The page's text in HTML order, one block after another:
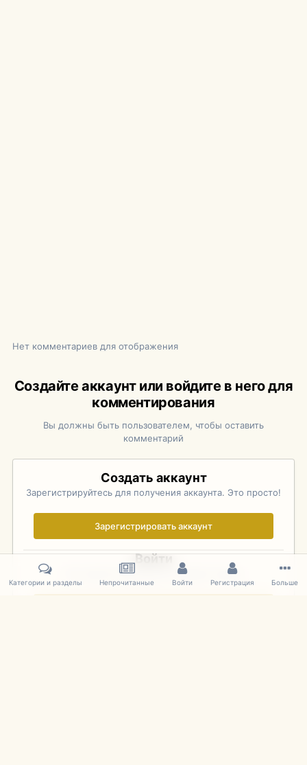
Нет комментариев для отображения
Создайте аккаунт или войдите в него для
комментирования
Вы должны быть пользователем, чтобы оставить
комментарий
Создать аккаунт
Зарегистрируйтесь для получения аккаунта. Это просто!
Зарегистрировать аккаунт
Войти
Уже зарегистрированы? Войдите здесь.
Категории и разделы Непрочитанные Войти Регистрация Больше